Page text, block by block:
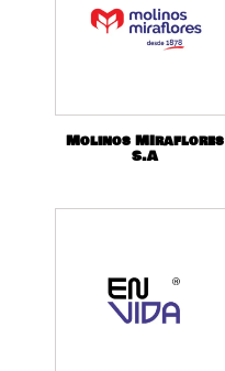
Molinos MIraflores
S.A